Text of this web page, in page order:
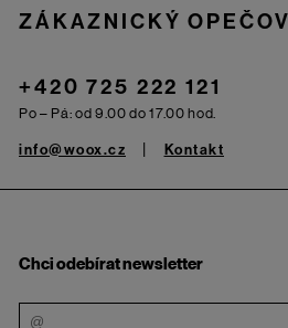
ZÁKAZNICKÝ
+420 725 222 121
Po – Pá: od 9.00 do 17.00 hod.
info@woox.cz Kontakt
Chci odebírat newsletter